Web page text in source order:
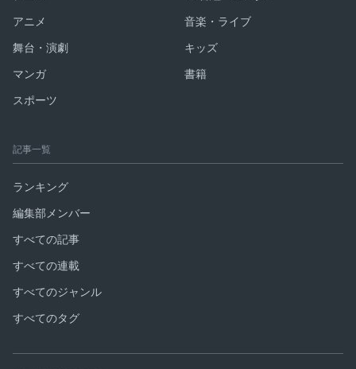
アニメ
音楽・ライブ
舞台・演劇
キッズ
マンガ
書籍
スポーツ
記事一覧
ランキング
編集部メンバー
すべての記事
すべての連載
すべてのジャンル
すべてのタグ